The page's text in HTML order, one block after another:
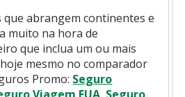
abrangem continentes e
muito na hora de
que inclua um ou mais
mesmo no comparador
Promo: Seguro